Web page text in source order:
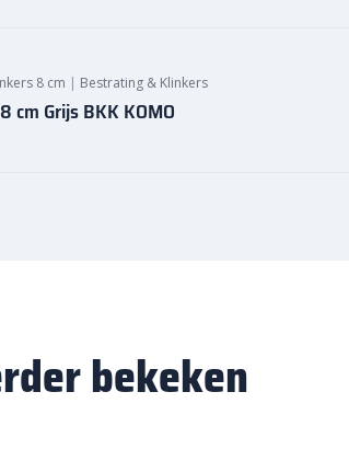
8 cm | Bestrating & Klinkers
cm Grijs BKK KOMO
bekeken